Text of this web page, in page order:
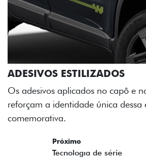
ADESIVOS ESTILIZADOS
Os adesivos aplicados no capô e
reforçam a identidade única
comemorativa.
Próximo
Tecnologia de série